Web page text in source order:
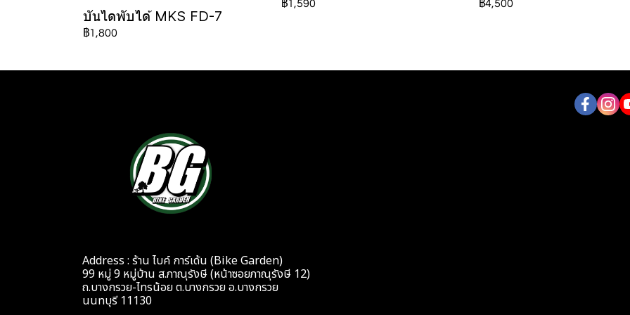
บันไดพับได้ MKS FD-7
฿1,800
฿1,590 ฿4,500
Address : ร้าน ไบค์ การ์เด้น (Bike Garden)
99 หมู่ 9 หมู่บ้าน ส.ภาณุรังษี (หน้าซอยภาณุรังษี 12)
ถ.บางกรวย-ไทรน้อย ต.บางกรวย อ.บางกรวย
นนทบุรี 11130